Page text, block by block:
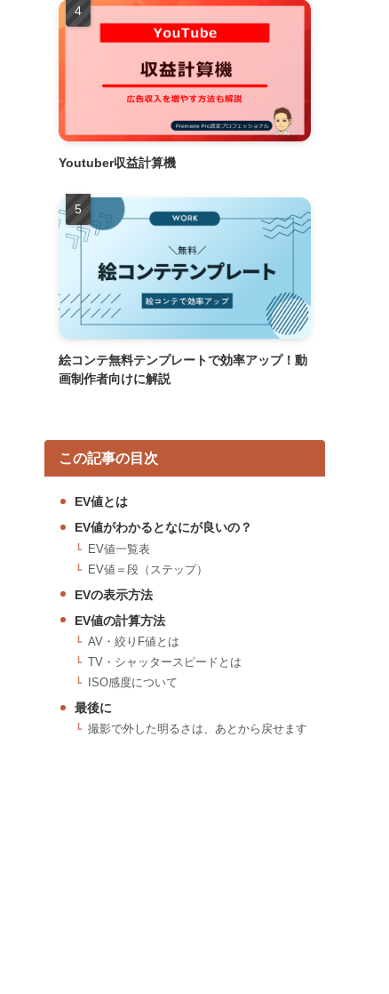
Youtuber収益計算機
絵コンテ無料テンプレートで効率アップ！動
画制作者向けに解説
この記事の目次
EV値とは
EV値がわかるとなにが良いの？
EV値一覧表
EV値＝段（ステップ）
EVの表示方法
EV値の計算方法
AV・絞りF値とは
TV・シャッタースピードとは
ISO感度について
最後に
撮影で外した明るさは、あとから戻せます